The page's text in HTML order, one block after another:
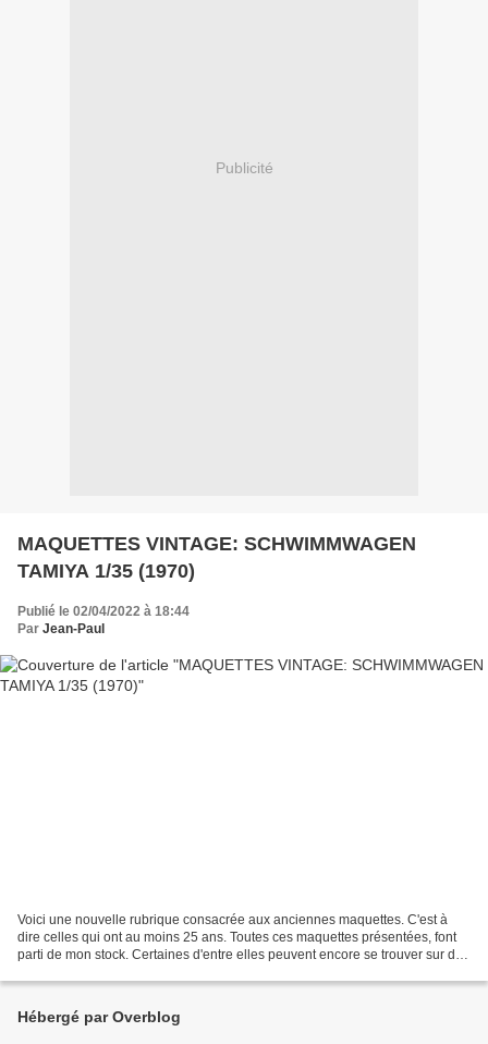
Publicité
MAQUETTES VINTAGE: SCHWIMMWAGEN
TAMIYA 1/35 (1970)
Publié le 02/04/2022 à 18:44
Par Jean-Paul
Voici une nouvelle rubrique consacrée aux anciennes maquettes. C'est à
dire celles qui ont au moins 25 ans. Toutes ces maquettes présentées, font
parti de mon stock. Certaines d'entre elles peuvent encore se trouver sur des
Hébergé par Overblog